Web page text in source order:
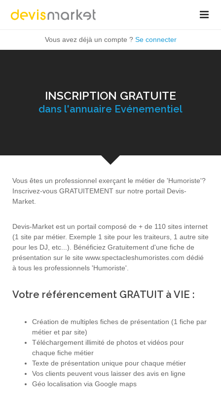
Vous avez déjà un compte ? Se connecter
INSCRIPTION GRATUITE
dans l'annuaire Evénementiel
Vous êtes un professionnel exerçant le métier de 'Humoriste'?
Inscrivez-vous GRATUITEMENT sur notre portail Devis-
Market.
Devis-Market est un portail composé de + de 110 sites internet
(1 site par métier. Exemple 1 site pour les traiteurs, 1 autre site
pour les DJ, etc...). Bénéficiez Gratuitement d'une fiche de
présentation sur le site www.spectacleshumoristes.com dédié
à tous les professionnels 'Humoriste'.
Votre référencement GRATUIT à VIE :
Création de multiples fiches de présentation (1 fiche par
métier et par site)
Téléchargement illimité de photos et vidéos pour
chaque fiche métier
Texte de présentation unique pour chaque métier
Vos clients peuvent vous laisser des avis en ligne
Géo localisation via Google maps